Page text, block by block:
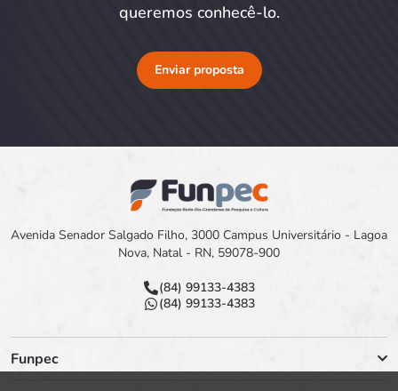
queremos conhecê-lo.
Enviar proposta
Avenida Senador Salgado Filho, 3000 Campus Universitário - Lagoa
Nova, Natal - RN, 59078-900
(84) 99133-4383
(84) 99133-4383
Funpec